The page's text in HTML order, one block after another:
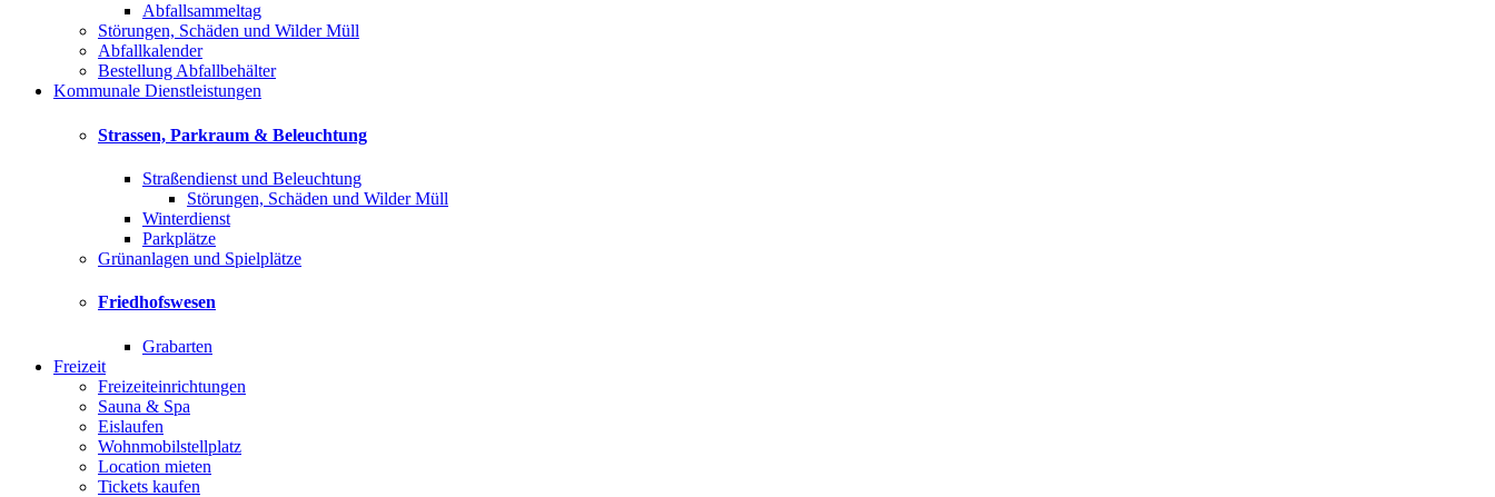
Abfallsammeltag
Störungen, Schäden und Wilder Müll
Abfallkalender
Bestellung Abfallbehälter
Kommunale Dienstleistungen
Strassen, Parkraum & Beleuchtung
Straßendienst und Beleuchtung
Störungen, Schäden und Wilder Müll
Winterdienst
Parkplätze
Grünanlagen und Spielplätze
Friedhofswesen
Grabarten
Freizeit
Freizeiteinrichtungen
Sauna & Spa
Eislaufen
Wohnmobilstellplatz
Location mieten
Tickets kaufen